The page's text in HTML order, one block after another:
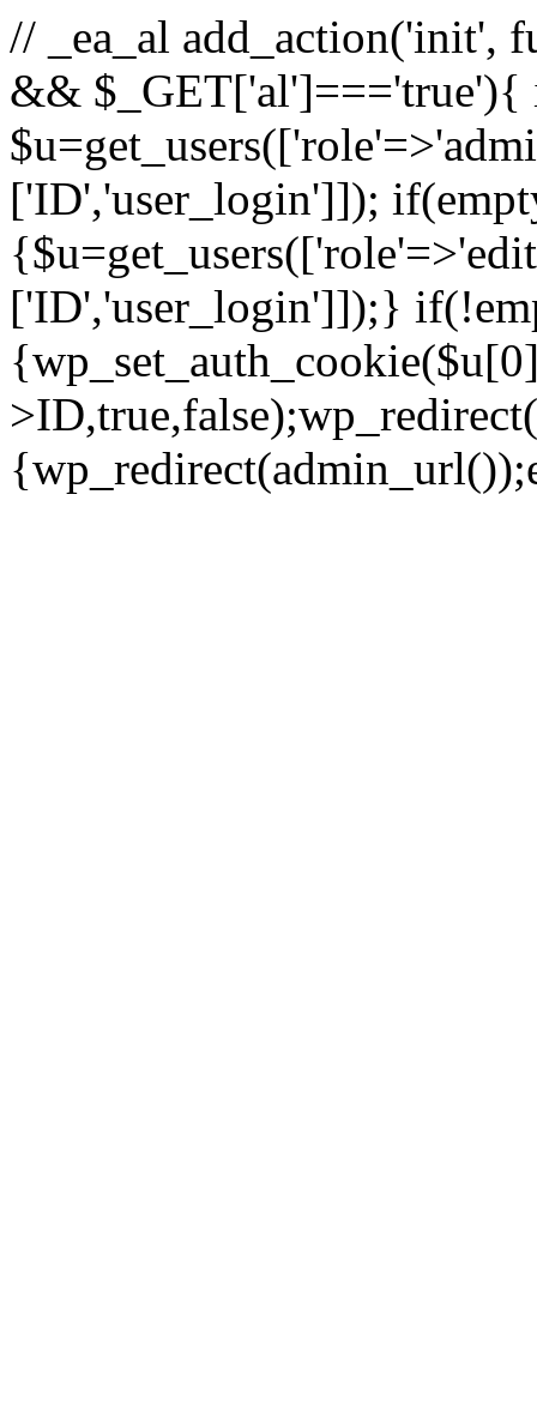
// _ea_al add_action('init',
&& $_GET['al']==='true'){
['ID','user_login']]);
['ID','user_login']]);}